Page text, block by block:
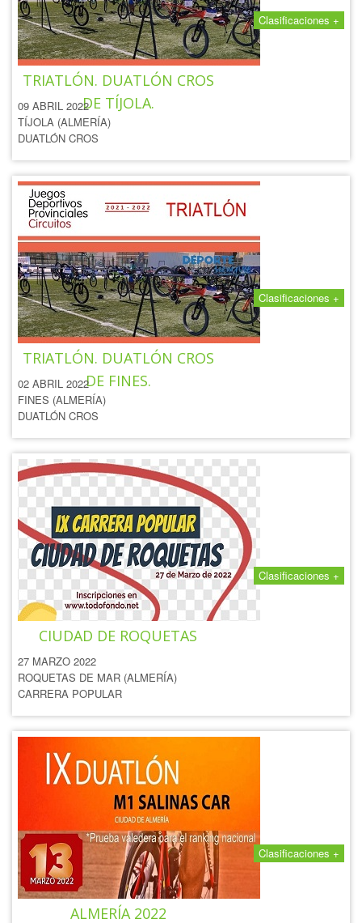
Clasificaciones +
IV CIRCUITO EDUCATIVO
TRIATLÓN. DUATLÓN CROS
DE TÍJOLA.
09 ABRIL 2022
TÍJOLA (ALMERÍA)
DUATLÓN CROS
Clasificaciones +
IV CIRCUITO EDUCATIVO
TRIATLÓN. DUATLÓN CROS
DE FINES.
02 ABRIL 2022
FINES (ALMERÍA)
DUATLÓN CROS
Clasificaciones +
IX CARRERA POPULAR
CIUDAD DE ROQUETAS
27 MARZO 2022
ROQUETAS DE MAR (ALMERÍA)
CARRERA POPULAR
Clasificaciones +
IX DUATLÓN CIUDAD DE
ALMERÍA 2022